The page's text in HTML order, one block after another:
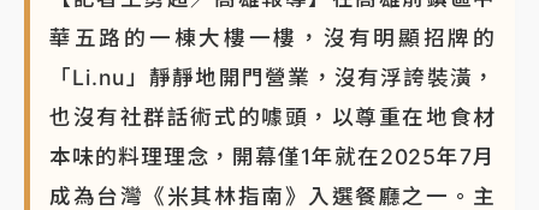
華五路的一棟大樓一樓，沒有明顯招牌的
「Li.nu」靜靜地開門營業，沒有浮誇裝潢，
也沒有社群話術式的噱頭，以尊重在地食材
本味的料理理念，開幕僅1年就在2025年7月
成為台灣《米其林指南》入選餐廳之一。主